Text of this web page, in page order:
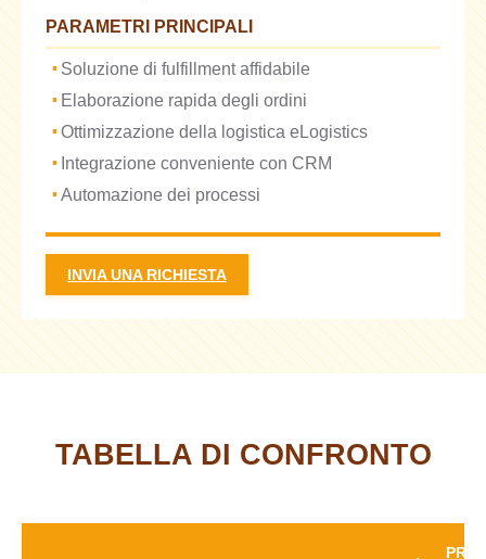
PARAMETRI PRINCIPALI
Soluzione di fulfillment affidabile
Elaborazione rapida degli ordini
Ottimizzazione della logistica eLogistics
Integrazione conveniente con CRM
Automazione dei processi
INVIA UNA RICHIESTA
TABELLA DI CONFRONTO